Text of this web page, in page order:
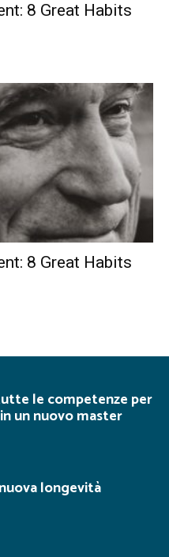
8 Great Habits
8 Great Habits
le competenze per
un nuovo master
longevità